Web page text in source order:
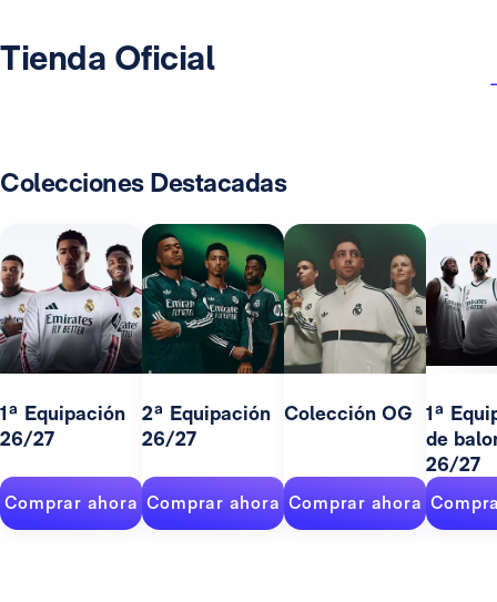
Tienda Oficial
Colecciones Destacadas
1ª Equipación
26/27
Comprar ahora
2ª Equipación
26/27
Comprar ahora
Colección OG
Comprar ahora
1ª
de
26/27